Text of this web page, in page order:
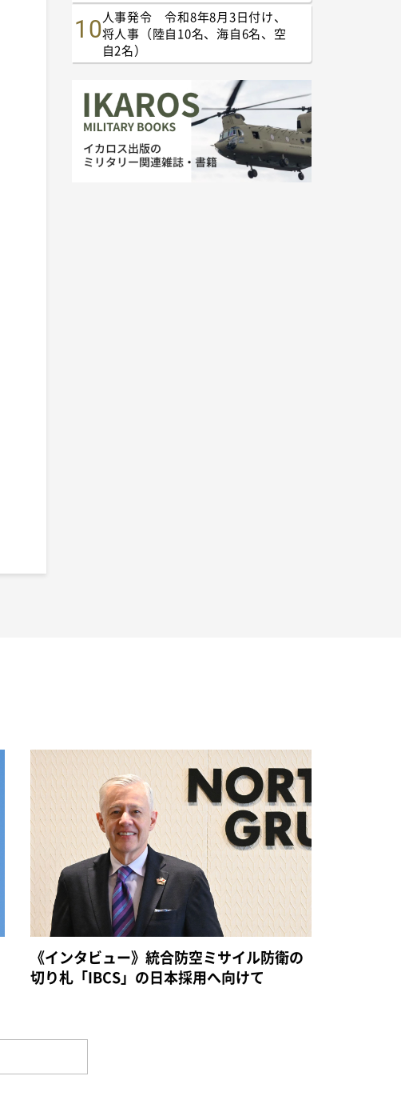
人事発令 令和8年8月3日付け、
将人事（陸自10名、海自6名、空
自2名）
《インタビュー》統合防空ミサイル防衛の
切り札「IBCS」の日本採用へ向けて